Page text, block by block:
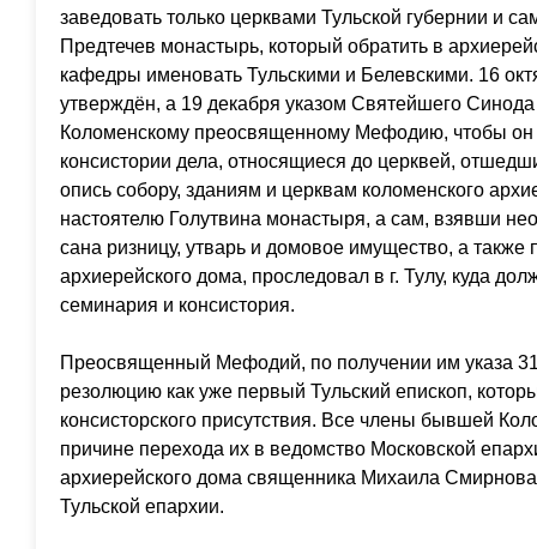
заведовать только церквами Тульской губернии и
Предтечев монастырь, который обратить в
кафедры именовать Тульскими и Белевскими. 16
утверждён, а 19 декабря указом Святейшего
Коломенскому преосвященному Мефодию, чтобы он
консистории дела, относящиеся до церквей,
опись собору, зданиям и церквам коломенского
настоятелю Голутвина монастыря, а сам, взявши
сана ризницу, утварь и домовое имущество, а также
архиерейского дома, проследовал в г. Тулу, куда
семинария и консистория.
Преосвященный Мефодий, по получении им указа
резолюцию как уже первый Тульский епископ,
консисторского присутствия. Все члены бывшей
причине перехода их в ведомство Московской
архиерейского дома священника Михаила
Тульской епархии.